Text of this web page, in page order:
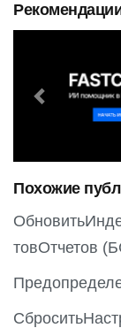
e
o
u
s
Похожие
товОтчетов